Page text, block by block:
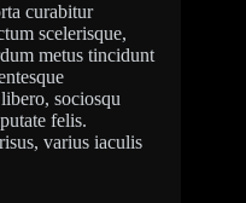
curabitur
scelerisque,
metus tincidunt
sociosqu
felis.
varius iaculis